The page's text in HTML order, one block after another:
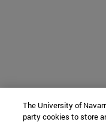
The University of
party cookies to store